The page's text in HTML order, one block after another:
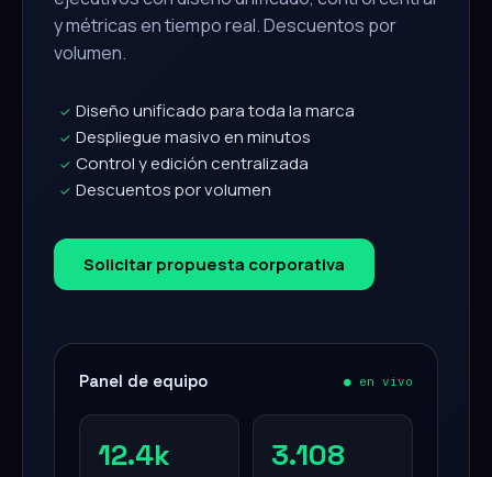
y métricas en tiempo real. Descuentos por
volumen.
✓ Diseño unificado para toda la marca
✓ Despliegue masivo en minutos
✓ Control y edición centralizada
✓ Descuentos por volumen
Solicitar propuesta corporativa
Panel de equipo ● en vivo
12.4k 3.108